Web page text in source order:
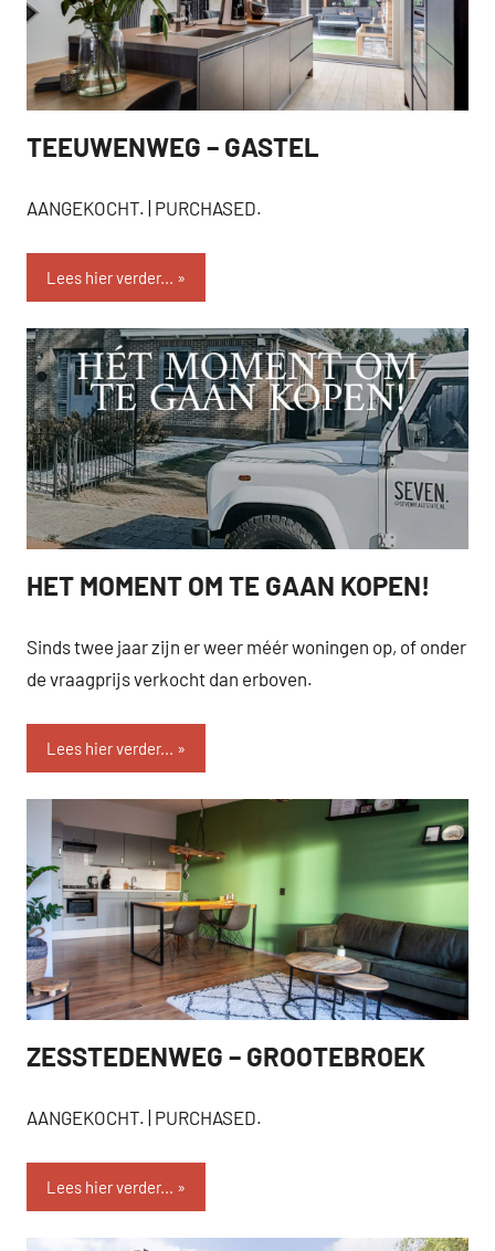
AANGEKOCHT
TEEUWENWEG – GASTEL
AANGEKOCHT. | PURCHASED.
Lees hier verder...
SEVEN.
HET MOMENT OM TE GAAN KOPEN!
Sinds twee jaar zijn er weer méér woningen op, of onder
de vraagprijs verkocht dan erboven.
Lees hier verder...
AANGEKOCHT
ZESSTEDENWEG – GROOTEBROEK
AANGEKOCHT. | PURCHASED.
Lees hier verder...